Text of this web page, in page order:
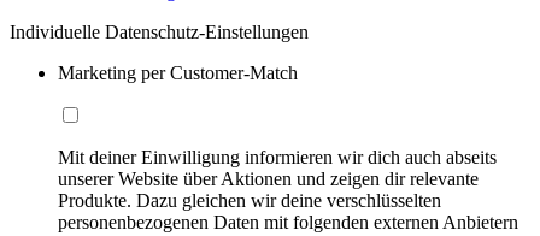
Individuelle Datenschutz-Einstellungen
Marketing per Customer-Match
Mit deiner Einwilligung informieren wir dich auch abseits
unserer Website über Aktionen und zeigen dir relevante
Produkte. Dazu gleichen wir deine verschlüsselten
personenbezogenen Daten mit folgenden externen Anbietern